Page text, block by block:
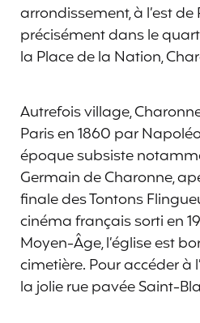
arrondissement, à l’est de
précisément dans le
la Place de la Nation,
Autrefois village,
Paris en 1860 par
époque subsiste
Germain de Charonne,
finale des Tontons
cinéma français sorti en
Moyen-Âge, l’église est
cimetière. Pour accéder à
la jolie rue pavée Saint-